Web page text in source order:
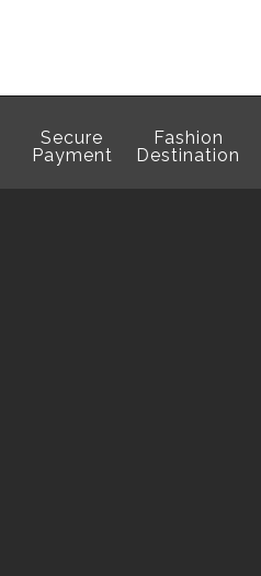
Secure
Payment
Fashion
Destination